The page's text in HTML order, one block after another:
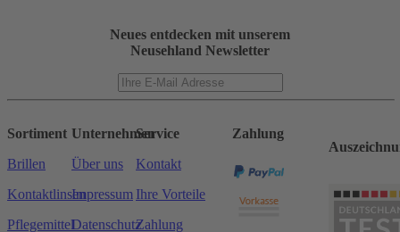
Neues entdecken mit unserem
Neusehland Newsletter
Sortiment
Brillen
Kontaktlinsen
Pflegemittel
Unternehmen
Über uns
Impressum
Datenschutz
Service
Kontakt
Ihre Vorteile
Zahlung
Zahlung